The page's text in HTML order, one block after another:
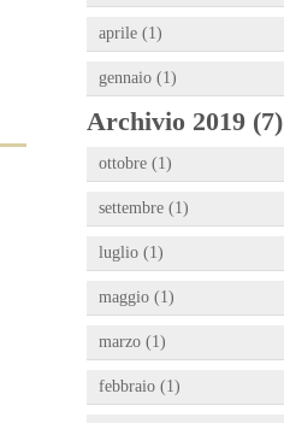
aprile (1)
gennaio (1)
Archivio 2019 (7)
ottobre (1)
settembre (1)
luglio (1)
maggio (1)
marzo (1)
febbraio (1)